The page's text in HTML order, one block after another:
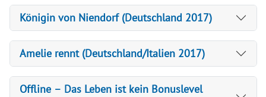
Königin von Niendorf (Deutschland 2017)
Amelie rennt (Deutschland/Italien 2017)
Offline – Das Leben ist kein Bonuslevel